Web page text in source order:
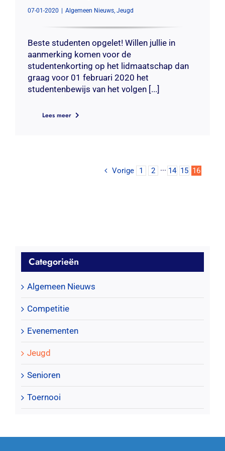
Contact
Zoeken
naar:
07-01-2020 | Algemeen Nieuws, Jeugd
Beste studenten opgelet! Willen jullie in
aanmerking komen voor de
studentenkorting op het lidmaatschap dan
graag voor 01 februari 2020 het
studentenbewijs van het volgen [...]
Lees meer
Vorige 1 2 ··· 14 15 16
Categorieën
Algemeen Nieuws
Competitie
Evenementen
Jeugd
Senioren
Toernooi